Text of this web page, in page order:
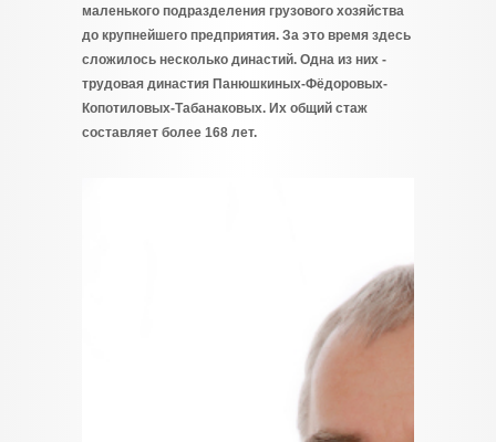
маленького подразделения грузового хозяйства
до крупнейшего предприятия. За это время здесь
сложилось несколько династий. Одна из них -
трудовая династия Панюшкиных-Фёдоровых-
Копотиловых-Табанаковых. Их общий стаж
составляет более 168 лет.